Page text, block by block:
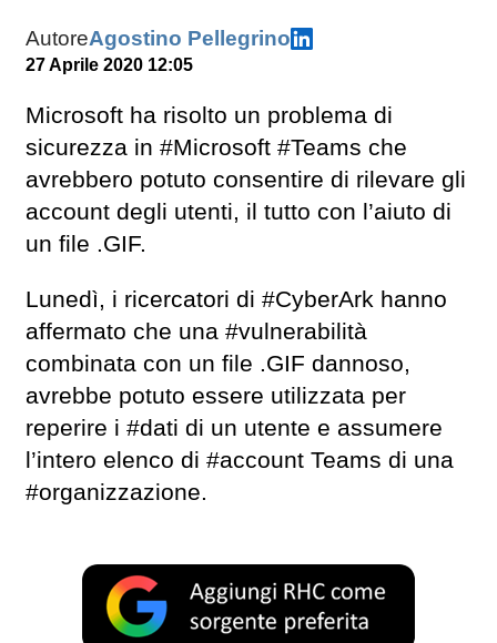
AutoreAgostino Pellegrino
27 Aprile 2020 12:05
Microsoft ha risolto un problema di
sicurezza in #Microsoft #Teams che
avrebbero potuto consentire di rilevare gli
account degli utenti, il tutto con l’aiuto di
un file .GIF.
Lunedì, i ricercatori di #CyberArk hanno
affermato che una #vulnerabilità
combinata con un file .GIF dannoso,
avrebbe potuto essere utilizzata per
reperire i #dati di un utente e assumere
l’intero elenco di #account Teams di una
#organizzazione.